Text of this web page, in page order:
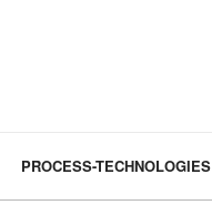
PROCESS-TECHNOLOGIES